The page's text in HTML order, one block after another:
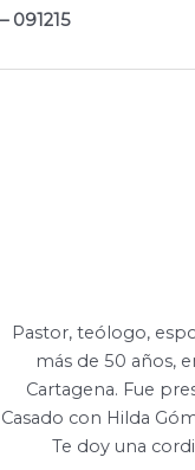
– 091215
Pastor, teólogo,
más de 50 años,
Cartagena. Fue
Casado con Hilda
Te doy una